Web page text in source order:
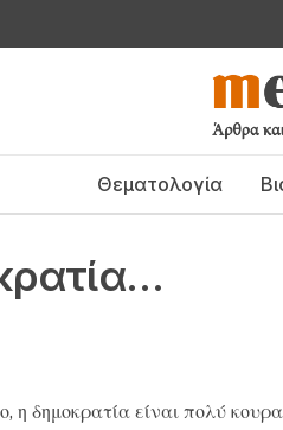
Θεματολογία
η δημοκρατία είναι πολύ